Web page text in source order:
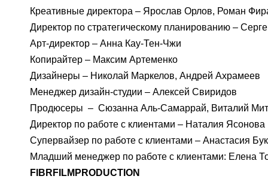
Креативные директора – Ярослав Орлов, Роман
Директор по стратегическому планированию –
Арт-директор – Анна Кау-Тен-Чжи
Копирайтер – Максим Артеменко
Дизайнеры – Николай Маркелов, Андрей Ахрамеев
Менеджер дизайн-студии – Алексей Свиридов
Продюсеры – Сюзанна Аль-Самаррай, Виталий
Директор по работе с клиентами – Наталия Ясонова
Супервайзер по работе с клиентами – Анастасия
Младший менеджер по работе с клиентами: Елена
FIBR FILM PRODUCTION